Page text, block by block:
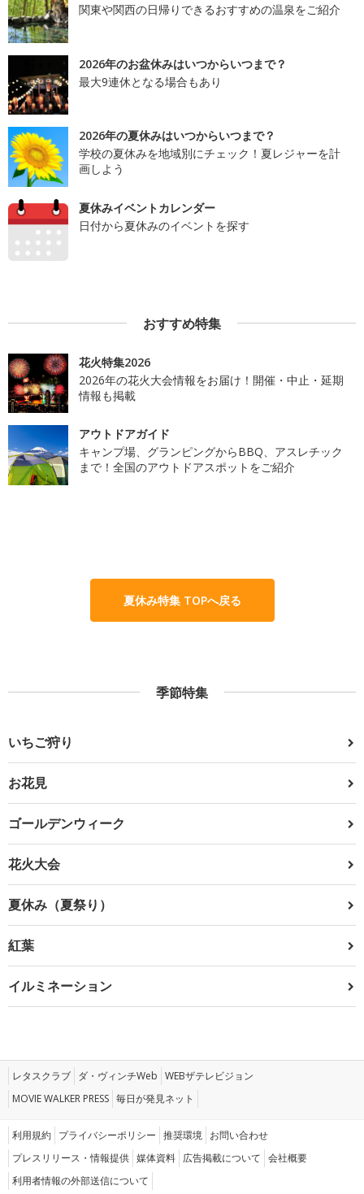
関東や関西の日帰りできるおすすめの温泉をご紹介
2026年のお盆休みはいつからいつまで？
最大9連休となる場合もあり
2026年の夏休みはいつからいつまで？
学校の夏休みを地域別にチェック！夏レジャーを計
画しよう
夏休みイベントカレンダー
日付から夏休みのイベントを探す
おすすめ特集
花火特集2026
2026年の花火大会情報をお届け！開催・中止・延期
情報も掲載
アウトドアガイド
キャンプ場、グランピングからBBQ、アスレチック
まで！全国のアウトドアスポットをご紹介
夏休み特集 TOPへ戻る
季節特集
いちご狩り
お花見
ゴールデンウィーク
花火大会
夏休み（夏祭り）
紅葉
イルミネーション
レタスクラブ ダ・ヴィンチWeb WEBザテレビジョン
MOVIE WALKER PRESS 毎日が発見ネット
利用規約 プライバシーポリシー 推奨環境 お問い合わせ
プレスリリース・情報提供 媒体資料 広告掲載について 会社概要
利用者情報の外部送信について